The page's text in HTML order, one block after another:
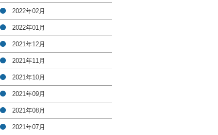
2022年02月
2022年01月
2021年12月
2021年11月
2021年10月
2021年09月
2021年08月
2021年07月